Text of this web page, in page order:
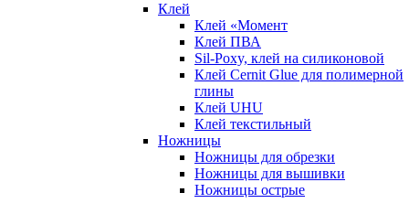
Клей
Клей «Момент
Клей ПВА
Sil-Poxy, клей на силиконовой
Клей Cernit Glue для полимерной
глины
Клей UHU
Клей текстильный
Ножницы
Ножницы для обрезки
Ножницы для вышивки
Ножницы острые